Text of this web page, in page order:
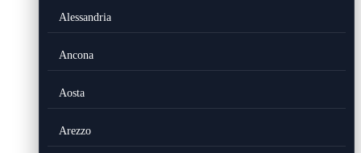
Alessandria
Ancona
Aosta
Arezzo